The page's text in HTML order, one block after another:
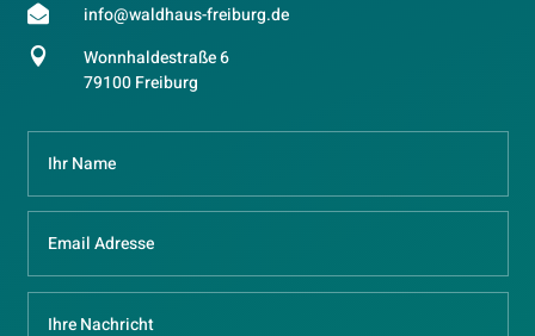
 info@waldhaus-freiburg.de

Wonnhaldestraße 6
79100 Freiburg